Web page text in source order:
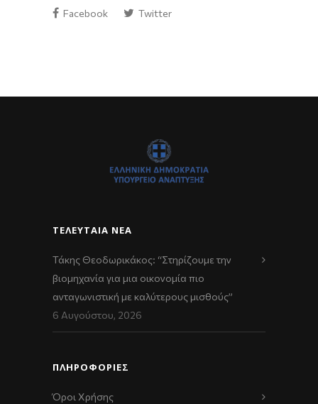
Facebook Twitter
ΤΕΛΕΥΤΑΊΑ ΝΈΑ
Τάκης Θεοδωρικάκος: “Στηρίζουμε την
βιομηχανία για μια οικονομία πιο
ανταγωνιστική με καλύτερους μισθούς”
6 Αυγούστου, 2026
ΠΛΗΡΟΦΟΡΙΕΣ
Όροι Χρήσης